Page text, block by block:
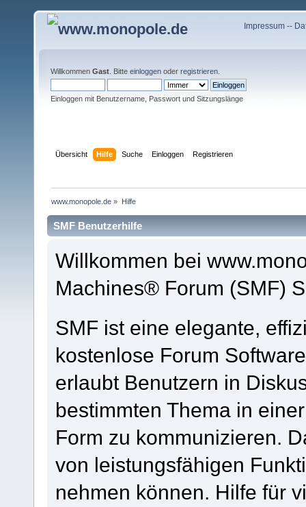
Impressum--
Willkommen Gast . Bitte einloggen oder registrieren
Einloggen mit Benutzername, Passwort und Sitzungslänge
Übersicht Hilfe Suche Einloggen Registrieren
www.monopole.de » Hilfe
SMF Benutzerhilfe
Willkommen bei
Machines® Forum (SMF)
SMF ist eine elegante,
kostenlose Forum
erlaubt Benutzern in
bestimmten Thema in
Form zu kommunizieren.
von leistungsfähigen
nehmen können. Hilfe für